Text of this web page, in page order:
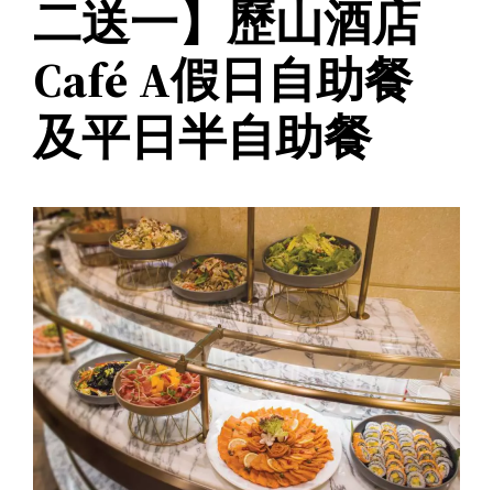
二送一】歷山酒店
Café A假日自助餐
及平日半自助餐